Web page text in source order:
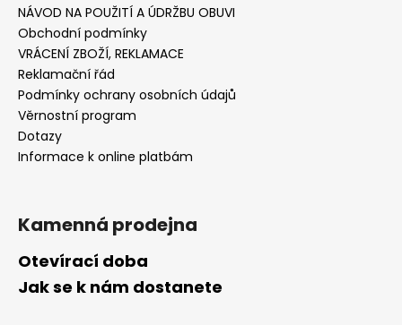
NÁVOD NA POUŽITÍ A ÚDRŽBU OBUVI
Obchodní podmínky
VRÁCENÍ ZBOŽÍ, REKLAMACE
Reklamační řád
Podmínky ochrany osobních údajů
Věrnostní program
Dotazy
Informace k online platbám
Kamenná prodejna
Otevírací doba
Jak se k nám dostanete